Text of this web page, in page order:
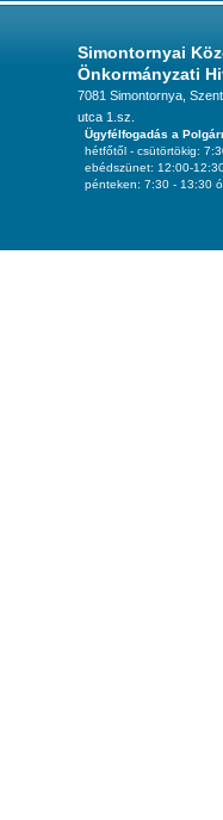
Simontornyai
Önkormányzati
7081 Simontornya,
utca 1.sz.
Ügyfélfogadás a
hétfőtől - csütörtökig:
ebédszünet: 12:00-
pénteken: 7:30 - 13:30